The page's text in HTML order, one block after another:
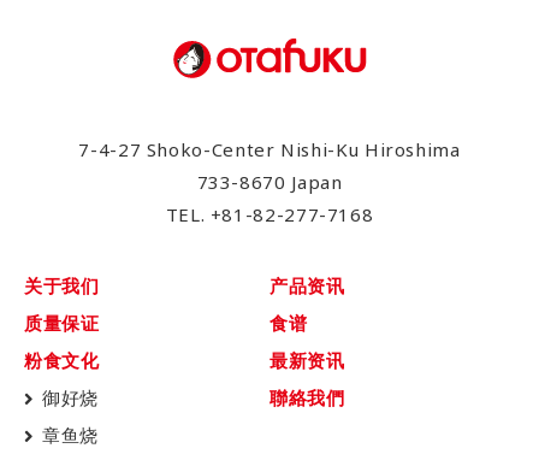
7-4-27 Shoko-Center Nishi-Ku Hiroshima
733-8670 Japan
TEL. +81-82-277-7168
关于我们
质量保证
产品资讯
食谱
粉食文化
御好烧
章鱼烧
最新资讯
聯絡我們